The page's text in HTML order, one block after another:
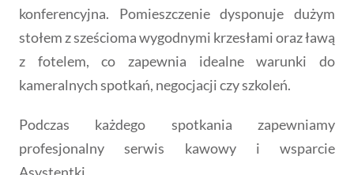
konferencyjna. Pomieszczenie dysponuje dużym
stołem z sześcioma wygodnymi krzesłami oraz ławą
z fotelem, co zapewnia idealne warunki do
kameralnych spotkań, negocjacji czy szkoleń.
Podczas każdego spotkania zapewniamy
profesjonalny serwis kawowy i wsparcie